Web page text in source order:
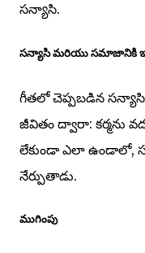
సన్యాసి.
సన్యాసి మరియు సమాజానికి
గీతలో చెప్పబడిన
జీవితం ద్వారా: కర్మను
లేకుండా ఎలా ఉండాలో,
నేర్పుతాడు.
ముగింపు